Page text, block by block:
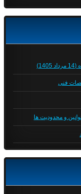
و محدودیت ها